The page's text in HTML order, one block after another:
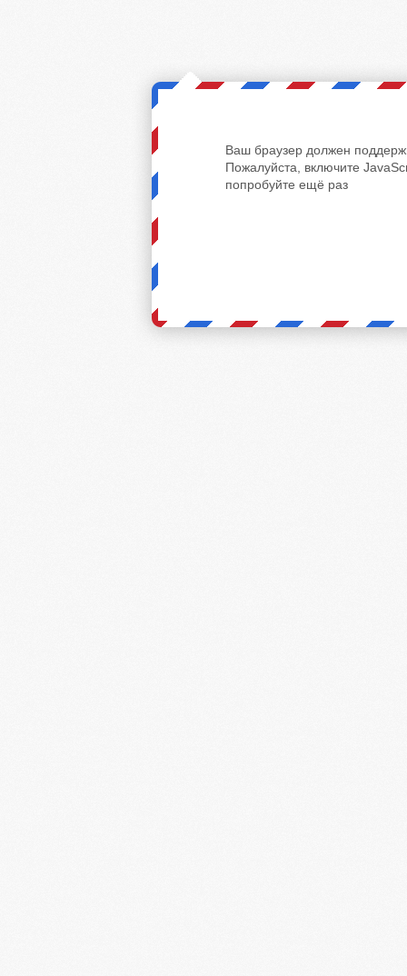
Ваш браузер должен
Пожалуйста, включите
попробуйте ещё раз